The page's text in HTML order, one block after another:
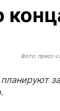
Фото: пресс-